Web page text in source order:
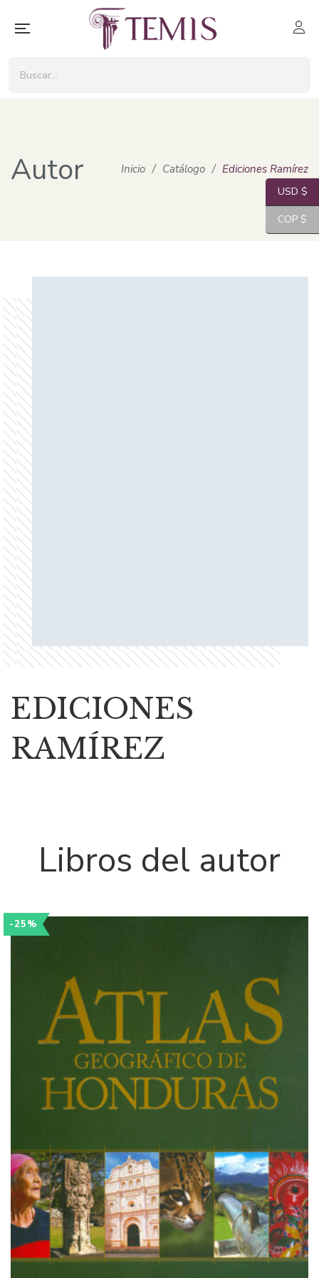
Autor Inicio / Catálogo / Ediciones Ramírez
EDICIONES
RAMÍREZ
Libros del autor
-25%
USD $
COP $